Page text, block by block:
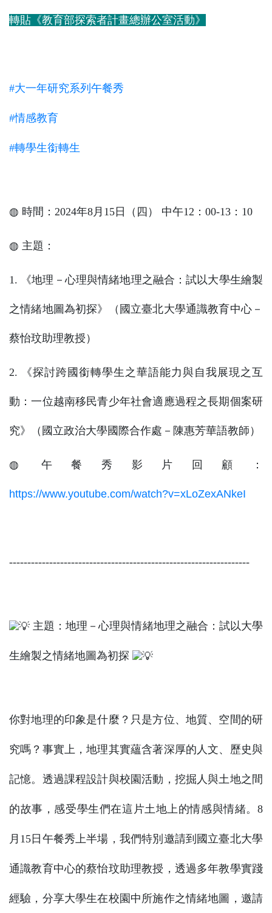
轉貼《教育部探索者計畫總辦公室活動》
#大一年研究系列午餐秀
#情感教育
#轉學生銜轉生
◍ 時間：2024年8月15日（四） 中午12：00-13：10
◍ 主題：
1. 《地理－心理與情緒地理之融合：試以大學生繪製
之情緒地圖為初探》（國立臺北大學通識教育中心－
蔡怡玟助理教授）
2. 《探討跨國銜轉學生之華語能力與自我展現之互
動：一位越南移民青少年社會適應過程之長期個案研
究》（國立政治大學國際合作處－陳惠芳華語教師）
◍ 午餐秀影片回顧：
https://www.youtube.com/watch?v=xLoZexANkeI
------------------------------------------------------------------
主題：地理－心理與情緒地理之融合：試以大學
生繪製之情緒地圖為初探
你對地理的印象是什麼？只是方位、地質、空間的研
究嗎？事實上，地理其實蘊含著深厚的人文、歷史與
記憶。透過課程設計與校園活動，挖掘人與土地之間
的故事，感受學生們在這片土地上的情感與情緒。8
月15日午餐秀上半場，我們特別邀請到國立臺北大學
通識教育中心的蔡怡玟助理教授，透過多年教學實踐
經驗，分享大學生在校園中所施作之情緒地圖，邀請